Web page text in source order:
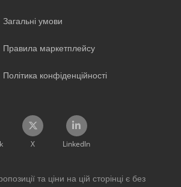
Загальні умови
Правила маркетплейсу
Політика конфіденційності
X LinkedIn
та ціни на цій сторінці є без